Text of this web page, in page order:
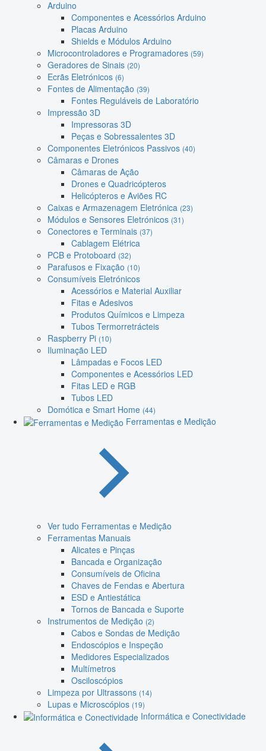
Arduino
Componentes e Acessórios Arduino
Placas Arduino
Shields e Módulos Arduino
Microcontroladores e Programadores (59)
Geradores de Sinais (20)
Ecrãs Eletrónicos (6)
Fontes de Alimentação (39)
Fontes Reguláveis de Laboratório
Impressão 3D
Impressoras 3D
Peças e Sobressalentes 3D
Componentes Eletrónicos Passivos (40)
Câmaras e Drones
Câmaras de Ação
Drones e Quadricópteros
Helicópteros e Aviões RC
Caixas e Armazenagem Eletrónica (23)
Módulos e Sensores Eletrónicos (31)
Conectores e Terminais (37)
Cablagem Elétrica
PCB e Protoboard (32)
Parafusos e Fixação (10)
Consumíveis Eletrónicos
Acessórios e Material Auxiliar
Fitas e Adesivos
Produtos Químicos e Limpeza
Tubos Termorretrácteis
Raspberry Pi (10)
Iluminação LED
Lâmpadas e Focos LED
Componentes e Acessórios LED
Fitas LED e RGB
Tubos LED
Domótica e Smart Home (44)
Ferramentas e Medição
Ver tudo Ferramentas e Medição
Ferramentas Manuais
Alicates e Pinças
Bancada e Organização
Consumíveis de Oficina
Chaves de Fendas e Abertura
ESD e Antiestática
Tornos de Bancada e Suporte
Instrumentos de Medição (2)
Cabos e Sondas de Medição
Endoscópios e Inspeção
Medidores Especializados
Multímetros
Osciloscópios
Limpeza por Ultrassons (14)
Lupas e Microscópios (19)
Informática e Conectividade